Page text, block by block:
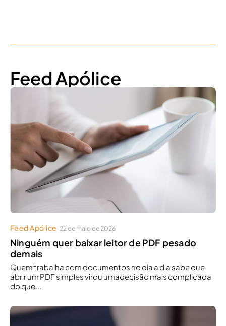
Feed Apólice
Feed Apólice 22 de maio de 2026
Ninguém quer baixar leitor de PDF pesado
demais
Quem trabalha com documentos no dia a dia sabe que
abrir um PDF simples virou umadecisão mais complicada
do que...